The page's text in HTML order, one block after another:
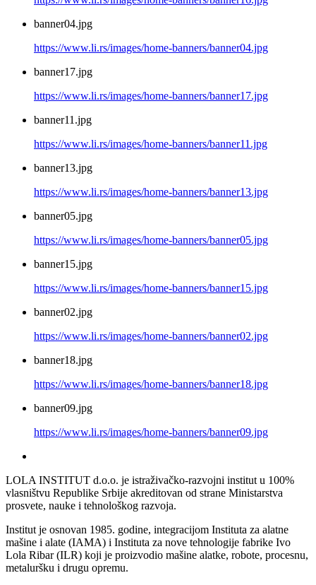
banner04.jpg
https://www.li.rs/images/home-banners/banner04.jpg
banner17.jpg
https://www.li.rs/images/home-banners/banner17.jpg
banner11.jpg
https://www.li.rs/images/home-banners/banner11.jpg
banner13.jpg
https://www.li.rs/images/home-banners/banner13.jpg
banner05.jpg
https://www.li.rs/images/home-banners/banner05.jpg
banner15.jpg
https://www.li.rs/images/home-banners/banner15.jpg
banner02.jpg
https://www.li.rs/images/home-banners/banner02.jpg
banner18.jpg
https://www.li.rs/images/home-banners/banner18.jpg
banner09.jpg
https://www.li.rs/images/home-banners/banner09.jpg
LOLA INSTITUT d.o.o. je istraživačko-razvojni institut u 100%
vlasništvu Republike Srbije akreditovan od strane Ministarstva
prosvete, nauke i tehnološkog razvoja.
Institut je osnovan 1985. godine, integracijom Instituta za alatne
mašine i alate (IAMA) i Instituta za nove tehnologije fabrike Ivo
Lola Ribar (ILR) koji je proizvodio mašine alatke, robote, procesnu,
metaluršku i drugu opremu.